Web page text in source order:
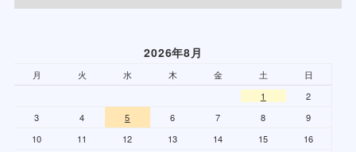
2026年8月
月 火 水 木 金 土
日
1
2
3
4 5 6 7 8
9
10
11 12 13 14 15
16